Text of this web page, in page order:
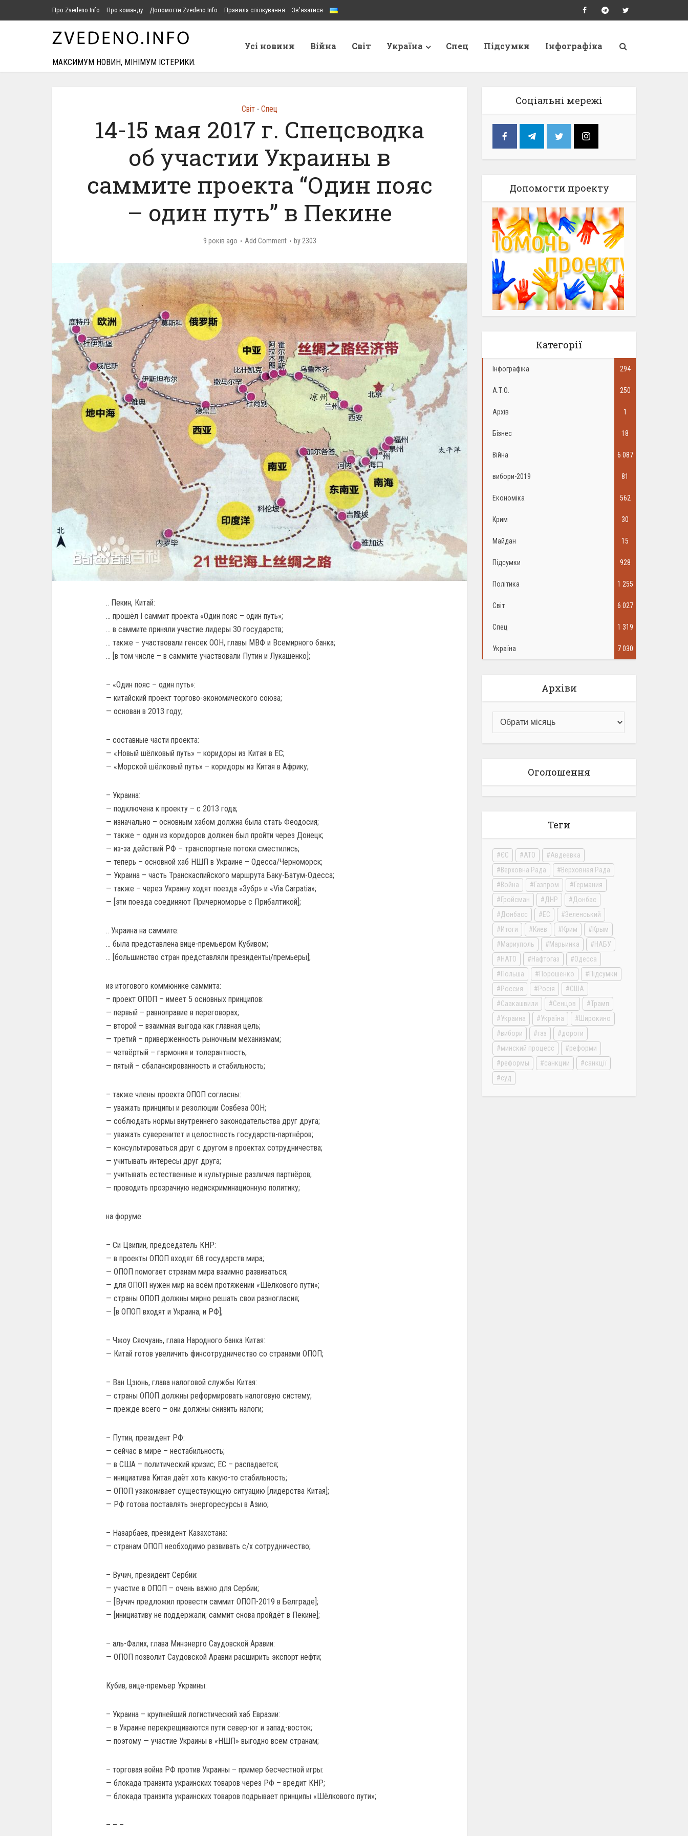
Про Zvedeno.Info Про команду Допомогти Zvedeno.Info Правила спілкування Зв’язатися
МАКСИМУМ НОВИН, МІНІМУМ ІСТЕРИКИ.
Усі новини Війна Світ Україна Спец Підсумки Інфографіка
Світ • Спец
14-15 мая 2017 г. Спецсводка
об участии Украины в
саммите проекта “Один пояс
– один путь” в Пекине
9 років ago Add Comment by 2303
.. Пекин, Китай:
… прошёл I саммит проекта «Один пояс – один путь»;
… в саммите приняли участие лидеры 30 государств;
… также – участвовали генсек ООН, главы МВФ и Всемирного банка;
… [в том числе – в саммите участвовали Путин и Лукашенко];
– «Один пояс – один путь»:
— китайский проект торгово-экономического союза;
— основан в 2013 году;
– составные части проекта:
— «Новый шёлковый путь» – коридоры из Китая в ЕС;
— «Морской шёлковый путь» – коридоры из Китая в Африку;
– Украина:
— подключена к проекту – с 2013 года;
— изначально – основным хабом должна была стать Феодосия;
— также – один из коридоров должен был пройти через Донецк;
— из-за действий РФ – транспортные потоки сместились;
— теперь – основной хаб НШП в Украине – Одесса/Черноморск;
— Украина – часть Транскаспийского маршрута Баку-Батум-Одесса;
— также – через Украину ходят поезда «Зубр» и «Via Carpatia»;
— [эти поезда соединяют Причерноморье с Прибалтикой];
.. Украина на саммите:
… была представлена вице-премьером Кубивом;
… [большинство стран представляли президенты/премьеры];
из итогового коммюнике саммита:
– проект ОПОП – имеет 5 основных принципов:
— первый – равноправие в переговорах;
— второй – взаимная выгода как главная цель;
— третий – приверженность рыночным механизмам;
— четвёртый – гармония и толерантность;
— пятый – сбалансированность и стабильность;
– также члены проекта ОПОП согласны:
— уважать принципы и резолюции Совбеза ООН;
— соблюдать нормы внутреннего законодательства друг друга;
— уважать суверенитет и целостность государств-партнёров;
— консультироваться друг с другом в проектах сотрудничества;
— учитывать интересы друг друга;
— учитывать естественные и культурные различия партнёров;
— проводить прозрачную недискриминационную политику;
на форуме:
– Си Цзипин, председатель КНР:
— в проекты ОПОП входят 68 государств мира;
— ОПОП помогает странам мира взаимно развиваться;
— для ОПОП нужен мир на всём протяжении «Шёлкового пути»;
— страны ОПОП должны мирно решать свои разногласия;
— [в ОПОП входят и Украина, и РФ];
– Чжоу Сяочуань, глава Народного банка Китая:
— Китай готов увеличить финсотрудничество со странами ОПОП;
– Ван Цзюнь, глава налоговой службы Китая:
— страны ОПОП должны реформировать налоговую систему;
— прежде всего – они должны снизить налоги;
– Путин, президент РФ:
— сейчас в мире – нестабильность;
— в США – политический кризис; ЕС – распадается;
— инициатива Китая даёт хоть какую-то стабильность;
— ОПОП узаконивает существующую ситуацию [лидерства Китая];
— РФ готова поставлять энергоресурсы в Азию;
– Назарбаев, президент Казахстана:
— странам ОПОП необходимо развивать с/х сотрудничество;
– Вучич, президент Сербии:
— участие в ОПОП – очень важно для Сербии;
— [Вучич предложил провести саммит ОПОП-2019 в Белграде];
— [инициативу не поддержали; саммит снова пройдёт в Пекине];
– аль-Фалих, глава Минэнерго Саудовской Аравии:
— ОПОП позволит Саудовской Аравии расширить экспорт нефти;
Кубив, вице-премьер Украины:
– Украина – крупнейший логистический хаб Евразии:
— в Украине перекрещиваются пути север-юг и запад-восток;
— поэтому — участие Украины в «НШП» выгодно всем странам;
– торговая война РФ против Украины – пример бесчестной игры:
— блокада транзита украинских товаров через РФ – вредит КНР;
— блокада транзита украинских товаров подрывает принципы «Шёлкового пути»;
– – –
Соціальні мережі
Допомогти проекту
Категорії
Інфографіка 294
А.Т.О. 250
Архів 1
Бізнес 18
Війна 6 087
вибори-2019 81
Економіка 562
Крим 30
Майдан 15
Підсумки 928
Політика 1 255
Світ 6 027
Спец 1 319
Україна 7 030
Архіви
Оголошення
Теги
ЄС АТО
Авдеевка
Верховна Рада
Верховная Рада
Война
Газпром
Германия
Гройсман
ДНР
Донбас
Донбасс
ЕС
Зеленський
Итоги
Киев Крим
Крым
Мариуполь
Марьинка
НАБУ
НАТО
Нафтогаз
Одесса
Польша
Порошенко
Підсумки
Россия
Росія
США
Саакашвили
Сенцов
Трамп
Украина
Україна
Широкино
вибори
газ
дороги
минский процесс
реформи
реформы
санкции
санкції
суд